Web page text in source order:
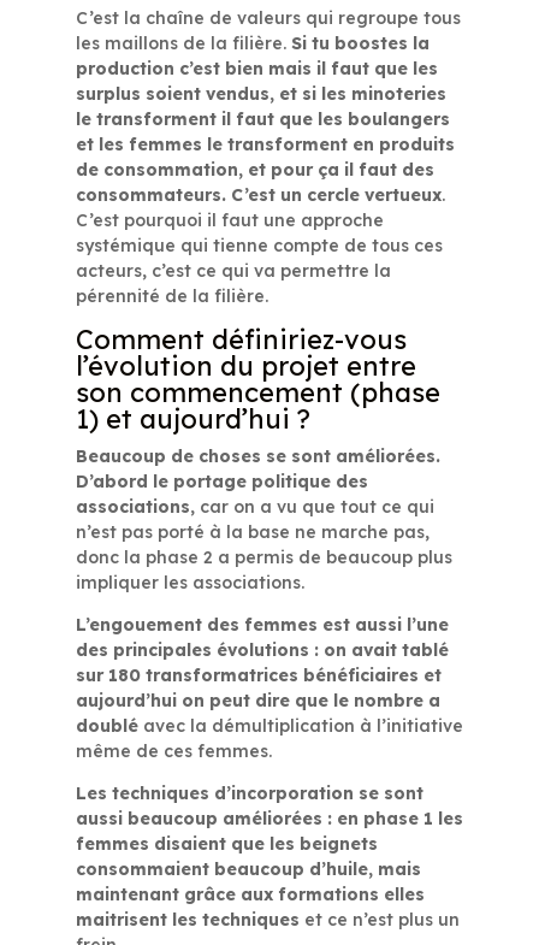
C’est la chaîne de valeurs qui regroupe tous
les maillons de la filière. Si tu boostes la
production c’est bien mais il faut que les
surplus soient vendus, et si les minoteries
le transforment il faut que les boulangers
et les femmes le transforment en produits
de consommation, et pour ça il faut des
consommateurs. C’est un cercle vertueux.
C’est pourquoi il faut une approche
systémique qui tienne compte de tous ces
acteurs, c’est ce qui va permettre la
pérennité de la filière.
Comment définiriez-vous
l’évolution du projet entre
son commencement (phase
1) et aujourd’hui ?
Beaucoup de choses se sont améliorées.
D’abord le portage politique des
associations, car on a vu que tout ce qui
n’est pas porté à la base ne marche pas,
donc la phase 2 a permis de beaucoup plus
impliquer les associations.
L’engouement des femmes est aussi l’une
des principales évolutions : on avait tablé
sur 180 transformatrices bénéficiaires et
aujourd’hui on peut dire que le nombre a
doublé avec la démultiplication à l’initiative
même de ces femmes.
Les techniques d’incorporation se sont
aussi beaucoup améliorées : en phase 1 les
femmes disaient que les beignets
consommaient beaucoup d’huile, mais
maintenant grâce aux formations elles
maitrisent les techniques et ce n’est plus un